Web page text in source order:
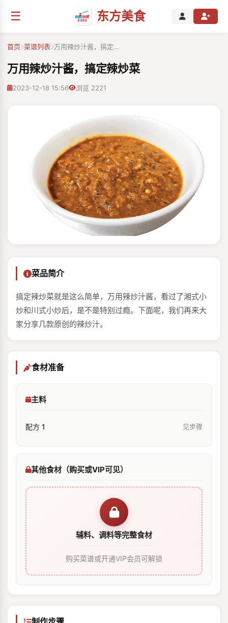
☰ 东方美食
首页 菜谱列表 万用辣炒汁酱，搞定…
万用辣炒汁酱，搞定辣炒菜
2023-12-18 15:56 浏览 2221
菜品简介
搞定辣炒菜就是这么简单，万用辣炒汁酱，看过了湘式小
炒和川式小炒后，是不是特别过瘾。下面呢，我们再来大
家分享几款原创的辣炒汁。
食材准备
主料
配方 1 见步骤
其他食材（购买或VIP可见）
辅料、调料等完整食材
购买菜谱或开通VIP会员可解锁